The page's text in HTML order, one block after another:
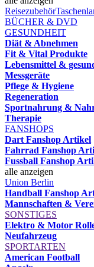
Reisezubehör
BÜCHER & DVD
GESUNDHEIT
Diät & Abnehmen
Fit & Vital Produkte
Lebensmittel &
Messgeräte
Pflege & Hygiene
Regeneration
Sportnahrung &
Therapie
FANSHOPS
Dart Fanshop Artikel
Fahrrad Fanshop
Fussball Fanshop
alle anzeigen
Union Berlin
Handball Fanshop
Mannschaften &
SONSTIGES
Elektro & Motor
Neufahrzeug
SPORTARTEN
American Football